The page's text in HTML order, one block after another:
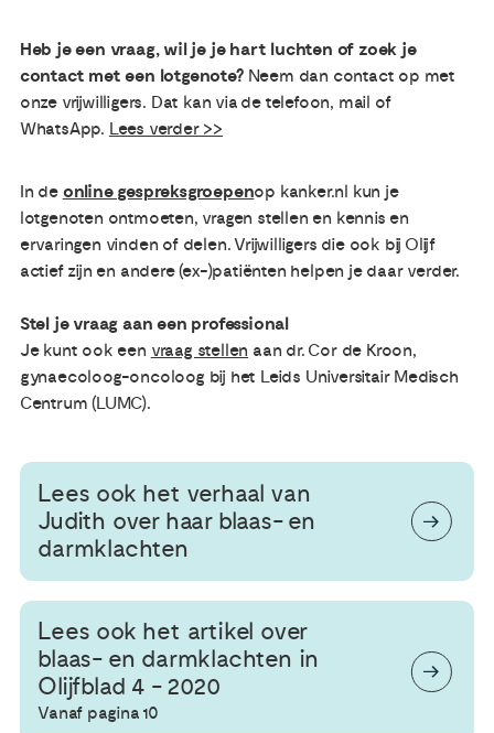
Heb je een vraag, wil je je hart luchten of zoek je
contact met een lotgenote?Neem dan contact op met
onze vrijwilligers. Dat kan via de telefoon, mail of
WhatsApp. Lees verder >>
In de online gespreksgroepenop kanker.nl kun je
lotgenoten ontmoeten, vragen stellen en kennis en
ervaringen vinden of delen. Vrijwilligers die ook bij Olijf
actief zijn en andere (ex-)patiënten helpen je daar verder.
Stel je vraag aan een professional
Je kunt ook een vraag stellen aan dr. Cor de Kroon,
gynaecoloog-oncoloog bij het Leids Universitair Medisch
Centrum (LUMC).
Lees ook het verhaal van
Judith over haar blaas- en
darmklachten
Lees ook het artikel over
blaas- en darmklachten in
Olijfblad 4 - 2020
Vanaf pagina 10